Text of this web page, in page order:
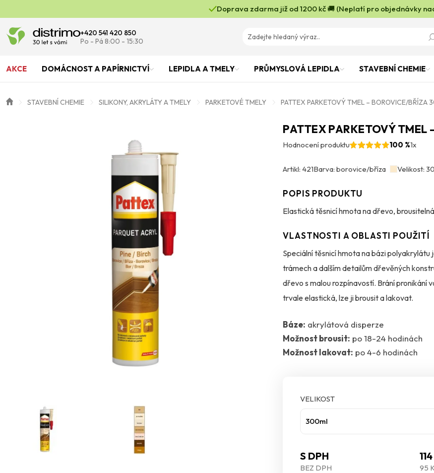
Doprava zdarma již od 1200 kč 🚚 (Neplatí pro objednávky
+420 541 420 850
Po - Pá 8:00 - 15:30
AKCE DOMÁCNOST A PAPÍRNICTVÍ LEPIDLA A TMELY PRŮMYSLOVÁ LEPIDLA STAVEBNÍ CHEMIE
STAVEBNÍ CHEMIE SILIKONY, AKRYLÁTY A TMELY PARKETOVÉ TMELY PATTEX PARKETOVÝ TMEL – BOROVICE/BŘÍZA
PATTEX PARKETOVÝ
Hodnocení produktu
100 %1x
Artikl: 421Barva: borovice/bříza Velikost:
POPIS PRODUKTU
Elastická těsnicí hmota na dřevo,
VLASTNOSTI A OBLASTI POUŽITÍ
Speciální těsnicí hmota na bázi
trámech a dalším detailům dřevěných
dřevo s malou rozpínavostí. Brání pronikání
trvale elastická, lze ji brousit a lakovat.
Báze: akrylátová disperze
Možnost brousit: po 18-24 hodinách
Možnost lakovat: po 4-6 hodinách
VELIKOST
300ml
S DPH
BEZ DPH 95